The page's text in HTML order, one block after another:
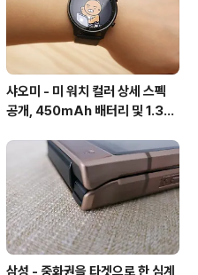
샤오미 - 미 워치 컬러 상세 스펙
공개, 450mAh 배터리 및 1.39
삼성 - 중화권을 타겟으로 한 심계